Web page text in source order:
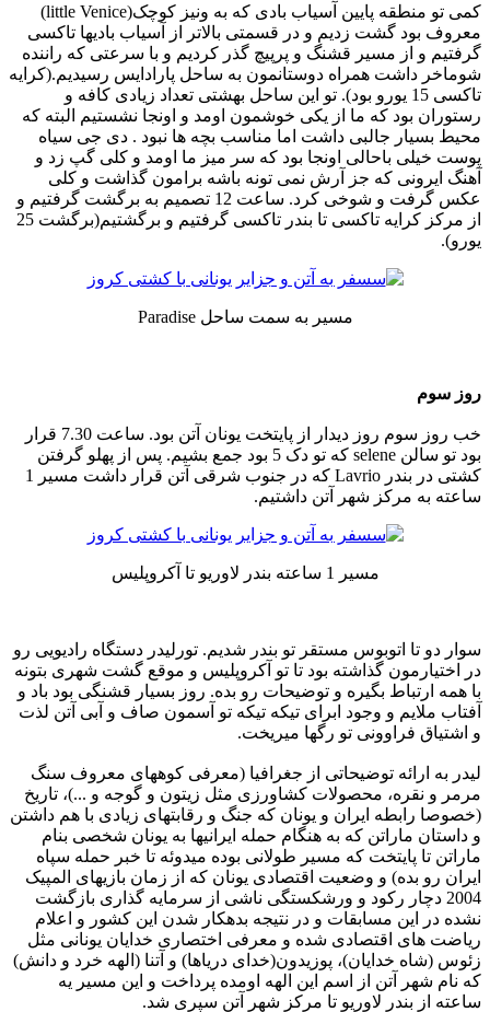
کمی تو منطقه پایین آسیاب بادی که به ونیز کوچک(little Venice)
معروف بود گشت زدیم و در قسمتی بالاتر از آسیاب بادیها تاکسی
گرفتیم و از مسیر قشنگ و پرپیچ گذر کردیم و با سرعتی که راننده
شوماخر داشت همراه دوستانمون به ساحل پارادایس رسیدیم.(کرایه
تاکسی 15 یورو بود). تو این ساحل بهشتی تعداد زیادی کافه و
رستوران بود که ما از یکی خوشمون اومد و اونجا نشستیم البته که
محیط بسیار جالبی داشت اما مناسب بچه ها نبود . دی جی سیاه
پوست خیلی باحالی اونجا بود که سر میز ما اومد و کلی گپ زد و
آهنگ ایرونی که جز آرش نمی تونه باشه برامون گذاشت و کلی
عکس گرفت و شوخی کرد. ساعت 12 تصمیم به برگشت گرفتیم و
از مرکز کرایه تاکسی تا بندر تاکسی گرفتیم و برگشتیم(برگشت 25
یورو).
مسیر به سمت ساحل Paradise
روز سوم
خب روز سوم روز دیدار از پایتخت یونان آتن بود. ساعت 7.30 قرار
بود تو سالن selene که تو دک 5 بود جمع بشیم. پس از پهلو گرفتن
کشتی در بندر Lavrio که در جنوب شرقی آتن قرار داشت مسیر 1
ساعته به مرکز شهر آتن داشتیم.
مسیر 1 ساعته بندر لاوریو تا آکروپلیس
سوار دو تا اتوبوس مستقر تو بندر شدیم. تورلیدر دستگاه رادیویی رو
در اختیارمون گذاشته بود تا تو آکروپلیس و موقع گشت شهری بتونه
با همه ارتباط بگیره و توضیحات رو بده. روز بسیار قشنگی بود باد و
آفتاب ملایم و وجود ابرای تیکه تیکه تو آسمون صاف و آبی آتن لذت
و اشتیاق فراوونی تو رگها میریخت.
لیدر به ارائه توضیحاتی از جغرافیا (معرفی کوههای معروف سنگ
مرمر و نقره، محصولات کشاورزی مثل زیتون و گوجه و ...)، تاریخ
(خصوصا رابطه ایران و یونان که جنگ و رقابتهای زیادی با هم داشتن
و داستان ماراتن که به هنگام حمله ایرانیها به یونان شخصی بنام
ماراتن تا پایتخت که مسیر طولانی بوده میدوئه تا خبر حمله سپاه
ایران رو بده) و وضعیت اقتصادی یونان که از زمان بازیهای المپیک
2004 دچار رکود و ورشکستگی ناشی از سرمایه گذاری بازگشت
نشده در این مسابقات و در نتیجه بدهکار شدن این کشور و اعلام
ریاضت های اقتصادی شده و معرفی اختصاری خدایان یونانی مثل
زئوس (شاه خدایان)، پوزیدون(خدای دریاها) و آتنا (الهه خرد و دانش)
که نام شهر آتن از اسم این الهه اومده پرداخت و این مسیر یه
ساعته از بندر لاوریو تا مرکز شهر آتن سپری شد.